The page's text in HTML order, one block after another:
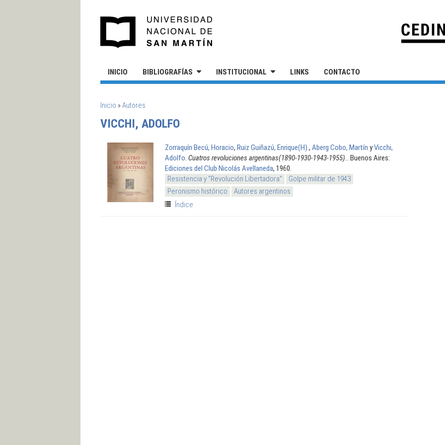
INICIO BIBLIOGRAFÍAS INSTITUCIONAL LINKS CONTACTO
SE ENCUENTRA USTED AQUÍ
Inicio »Autores
VICCHI, ADOLFO
Zorraquín Becú, Horacio, Ruiz Guiñazú, Enrique(H). , Aberg Cobo, Martín yVicchi,
Adolfo Cuatros revoluciones argentinas(1890-1930-1943-1955).
. Buenos Aires:
Ediciones del Club Nicolás Avellaneda, 1960.
Resistencia y "Revolución Libertadora"
Golpe militar de 1943
Peronismo histórico
Autores argentinos
Índice